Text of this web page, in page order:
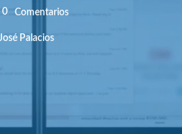
0 Comentarios
Palacios